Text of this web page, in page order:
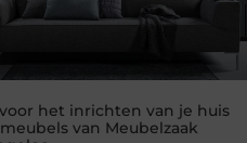
het inrichten van je huis
van Meubelzaak